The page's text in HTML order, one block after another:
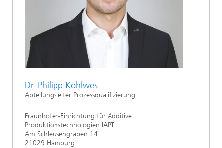
Dr. Philipp Kohlwes
Abteilungsleiter Prozessqualifizierung
Fraunhofer-Einrichtung für Additive
Produktionstechnologien IAPT
Am Schleusengraben 14
21029 Hamburg